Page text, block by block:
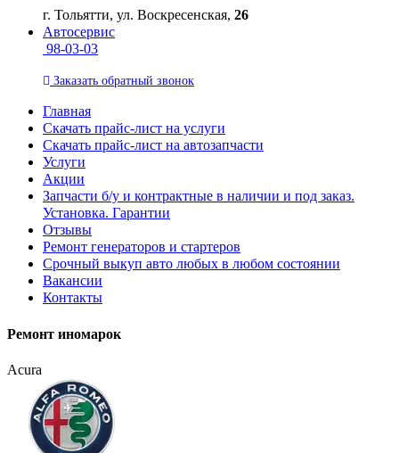
г. Тольятти, ул. Воскресенская, 26
Автосервис
98-03-03
Заказать обратный звонок
Главная
Скачать прайс-лист на услуги
Скачать прайс-лист на автозапчасти
Услуги
Акции
Запчасти б/у и контрактные в наличии и под заказ.
Установка. Гарантии
Отзывы
Ремонт генераторов и стартеров
Cрочный выкуп авто любых в любом состоянии
Вакансии
Контакты
Ремонт иномарок
Acura